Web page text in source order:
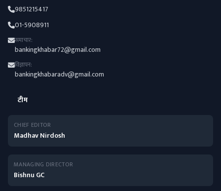
9851215417
01-5908911
समाचार:
bankingkhabar72@gmail.com
विज्ञापन:
bankingkhabaradv@gmail.com
टीम
CHIEF EDITOR
Madhav Nirdosh
MANAGING DIRECTOR
Bishnu GC